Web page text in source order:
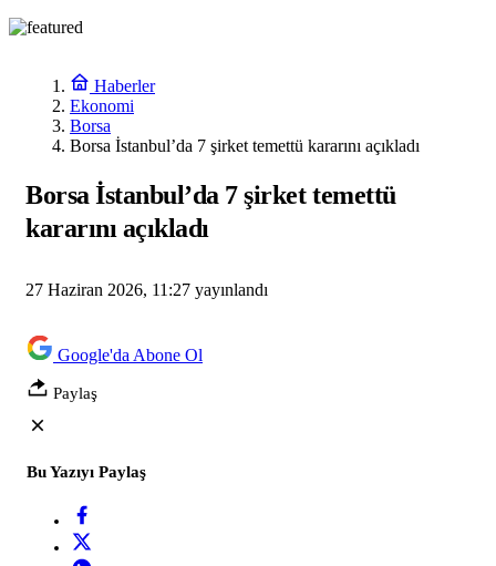
Haberler
Ekonomi
Borsa
Borsa İstanbul’da 7 şirket temettü kararını açıkladı
Borsa İstanbul’da 7 şirket temettü
kararını açıkladı
27 Haziran 2026, 11:27 yayınlandı
Google'da Abone Ol
Paylaş
Bu Yazıyı Paylaş